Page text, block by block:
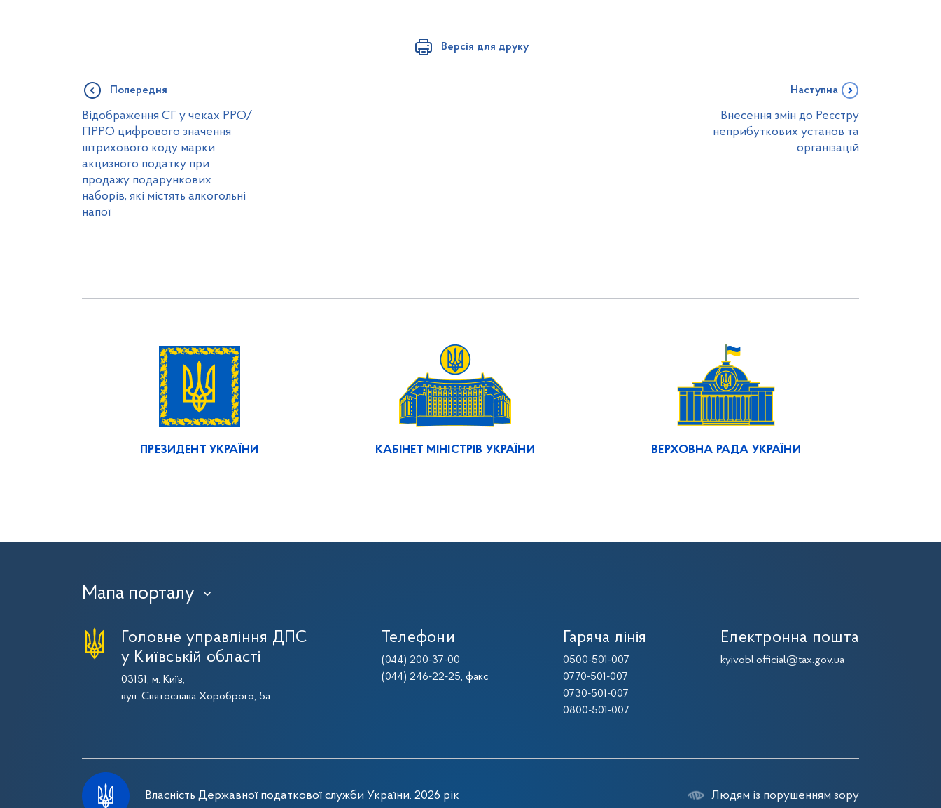
Версія для друку
Попередня
Відображення СГ у чеках РРО/
ПРРО цифрового значення
штрихового коду марки
акцизного податку при
продажу подарункових
наборів, які містять алкогольні
напої
Наступна
Внесення змін до Реєстру
неприбуткових установ та
організацій
ПРЕЗИДЕНТ УКРАЇНИ КАБІНЕТ МІНІСТРІВ УКРАЇНИ ВЕРХОВНА РАДА УКРАЇНИ
Мапа порталу ›
Головне управління ДПС
у Київській області
03151, м. Київ,
вул. Святослава Хороброго, 5а
Телефони
(044) 200-37-00
(044) 246-22-25, факс
Гаряча лінія
0500-501-007
0770-501-007
0730-501-007
0800-501-007
Електронна пошта
kyivobl.official@tax.gov.ua
Власність Державної податкової служби України. 2026 рік Людям із порушенням зору